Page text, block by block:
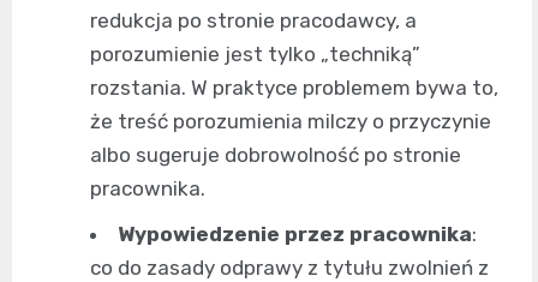
redukcja po stronie pracodawcy, a
porozumienie jest tylko „techniką”
rozstania. W praktyce problemem bywa to,
że treść porozumienia milczy o przyczynie
albo sugeruje dobrowolność po stronie
pracownika.
Wypowiedzenie przez pracownika:
co do zasady odprawy z tytułu zwolnień z